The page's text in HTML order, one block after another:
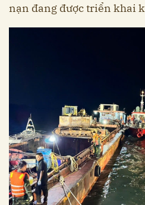
nạn đang được triển khai